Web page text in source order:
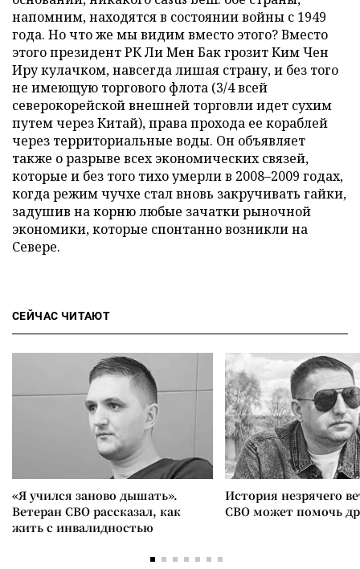
напомним, находятся в состоянии войны с 1949
года. Но что же мы видим вместо этого? Вместо
этого президент РК Ли Мен Бак грозит Ким Чен
Иру кулачком, навсегда лишая страну, и без того
не имеющую торгового флота (3/4 всей
северокорейской внешней торговли идет сухим
путем через Китай), права прохода ее кораблей
через территориальные воды. Он объявляет
также о разрыве всех экономических связей,
которые и без того тихо умерли в 2008–2009 годах,
когда режим чучхе стал вновь закручивать гайки,
задушив на корню любые зачатки рыночной
экономики, которые спонтанно возникли на
Севере.
СЕЙЧАС ЧИТАЮТ
«Я учился заново дышать».
Ветеран СВО рассказал, как
жить с инвалидностью
История незрячего
СВО может помочь